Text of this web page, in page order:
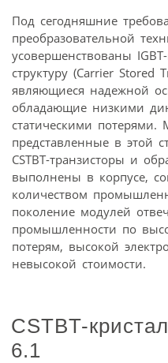
Под сегодняшние
преобразовательной
усовершенствованы
структуру (Carrier Stored
являющиеся надежной
обладающие низкими
статическими
представленные в этой
CSTBT-транзисторы и
выполнены в корпусе,
количеством
поколение модулей
промышленности по
потерям, высокой
невысокой стоимости.
CSTBT-
6.1